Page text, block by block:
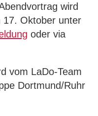
wird
17. Oktober unter
oder via
vom LaDo-Team
Dortmund/Ruhr